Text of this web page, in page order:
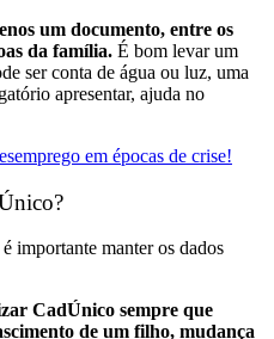
um documento, entre os
da família. É bom levar um
ser conta de água ou luz, uma
apresentar, ajuda no
em épocas de crise!
importante manter os dados
CadÚnico sempre que
de um filho, mudança